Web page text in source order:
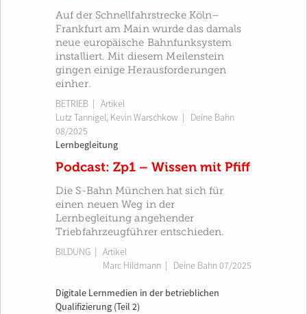
Auf der Schnellfahrstrecke Köln–
Frankfurt am Main wurde das damals
neue europäische Bahnfunksystem
installiert. Mit diesem Meilenstein
gingen einige Herausforderungen
einher.
BETRIEB | Artikel
Lutz Tannigel, Kevin Warschkow
Deine Bahn
08/2025
Lernbegleitung
Podcast: Zp1 – Wissen mit Pfiff
Die S-Bahn München hat sich für
einen neuen Weg in der
Lernbegleitung angehender
Triebfahrzeugführer entschieden.
BILDUNG | Artikel
Marc Hildmann
Deine Bahn 07/2025
Digitale Lernmedien in der betrieblichen
Qualifizierung (Teil 2)